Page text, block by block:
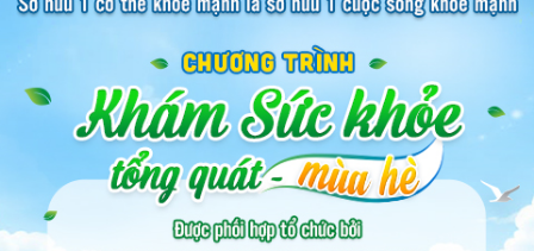
ĐƯỜNG TỚI PHÒNG KHÁM
PHỤ KHOA
BỆNH HẬU MÔN